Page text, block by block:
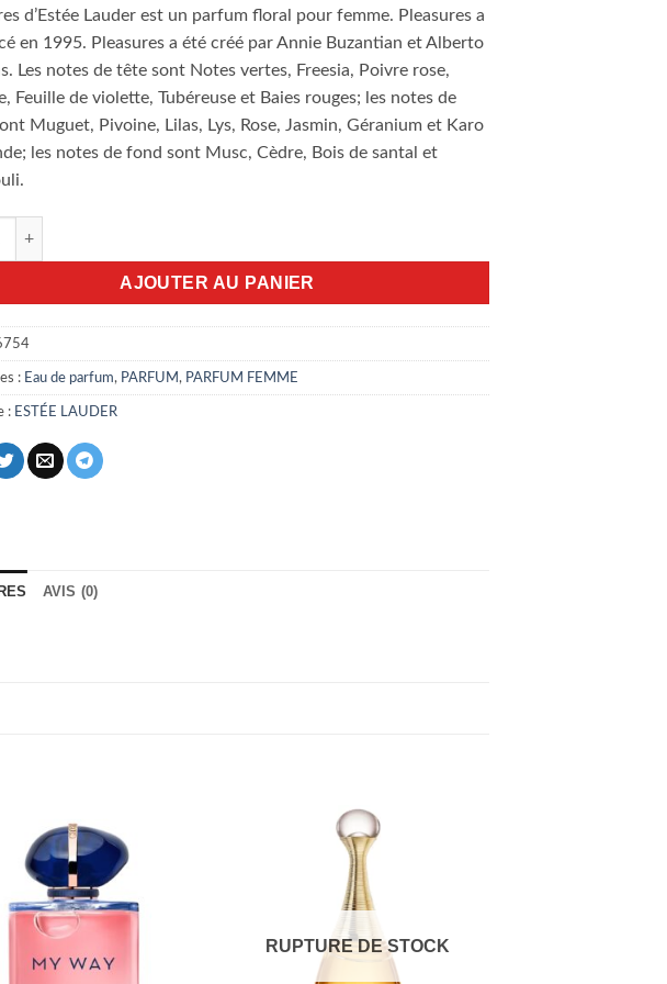
d’Estée Lauder est un parfum floral pour femme. Pleasures a
en 1995. Pleasures a été créé par Annie Buzantian et Alberto
Les notes de tête sont Notes vertes, Freesia, Poivre rose,
Feuille de violette, Tubéreuse et Baies rouges; les notes de
Muguet, Pivoine, Lilas, Lys, Rose, Jasmin, Géranium et Karo
les notes de fond sont Musc, Cèdre, Bois de santal et
de Estée Lauder pleasures 100ml EDP
AJOUTER AU PANIER
: Eau de parfum, PARFUM , PARFUM FEMME
: ESTÉE LAUDER
AVIS (0)
RUPTURE DE STOCK